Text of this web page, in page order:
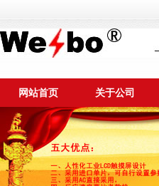
网站首页 关于公司